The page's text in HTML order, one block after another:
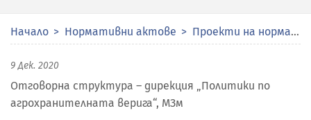
Начало Нормативни актове Проекти на нормативни актове
9 Дек. 2020
Отговорна структура – дирекция „Политики по
агрохранителната верига“, МЗм